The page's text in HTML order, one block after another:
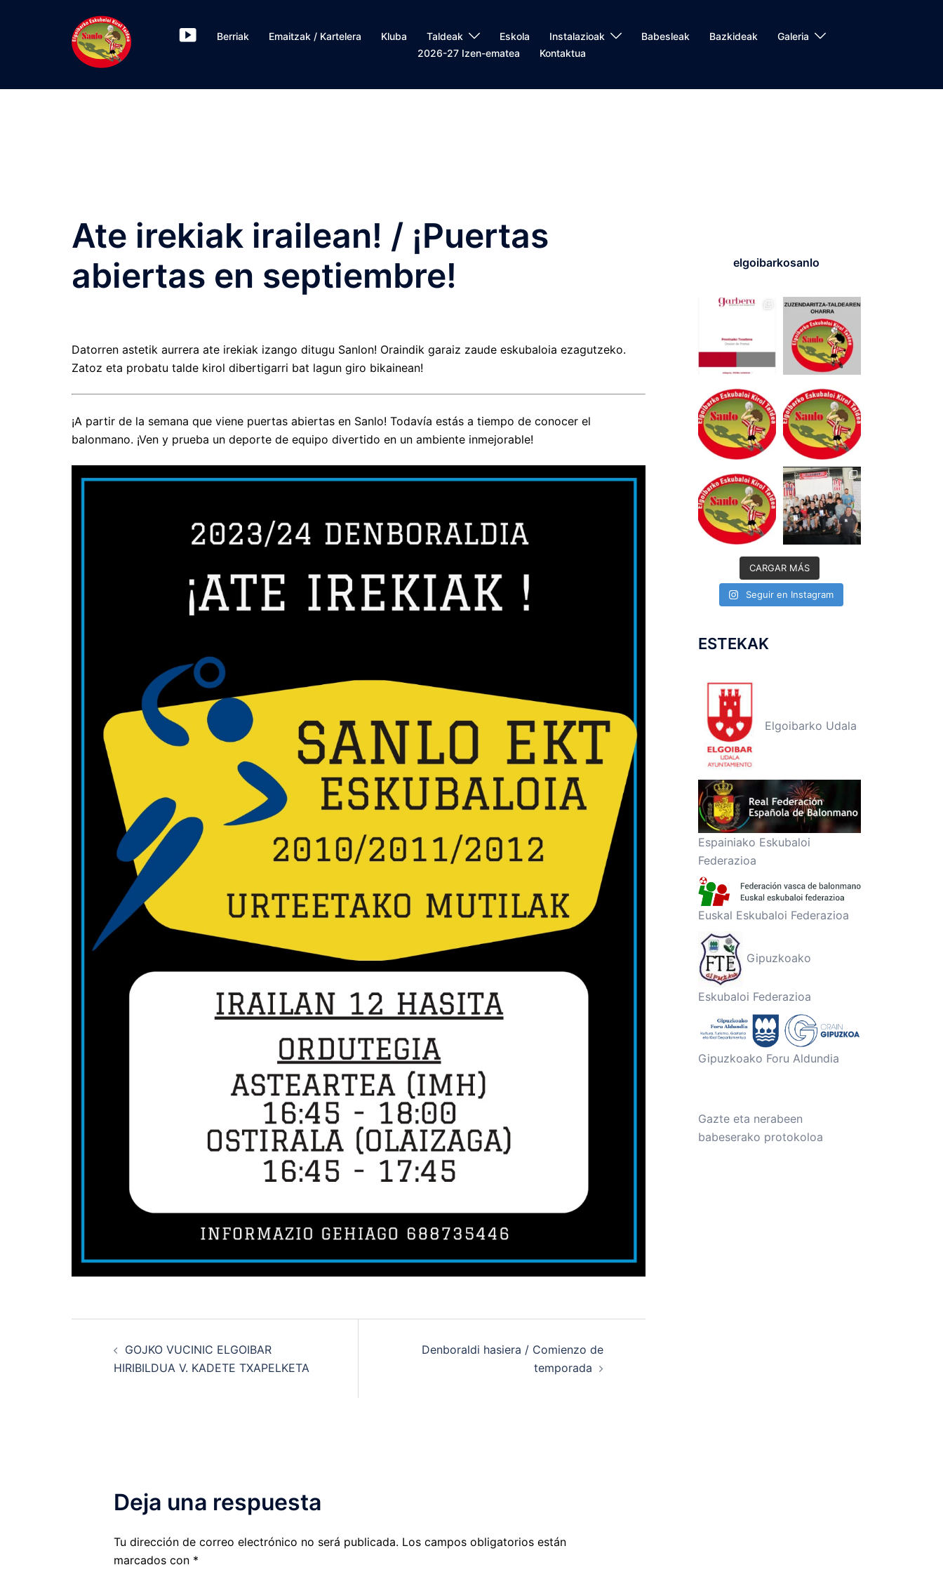
Berriak Emaitzak / Kartelera Kluba Taldeak Eskola Instalazioak Babesleak Bazkideak
Galeria
2026-27 Izen-ematea
Kontaktua
Ate irekiak irailean! / ¡Puertas
abiertas en septiembre!
Datorren astetik aurrera ate irekiak izango ditugu Sanlon! Oraindik garaiz zaude eskubaloia ezagutzeko.
Zatoz eta probatu talde kirol dibertigarri bat lagun giro bikainean!
¡A partir de la semana que viene puertas abiertas en Sanlo! Todavía estás a tiempo de conocer el
balonmano. ¡Ven y prueba un deporte de equipo divertido en un ambiente inmejorable!
GOJKO VUCINIC ELGOIBAR
HIRIBILDUA V. KADETE TXAPELKETA
Denboraldi hasiera / Comienzo de
temporada
Deja una respuesta
Tu dirección de correo electrónico no será publicada. Los campos obligatorios están
marcados con *
elgoibarkosanlo
CARGAR MÁS
Seguir en Instagram
ESTEKAK
Elgoibarko Udala
Espainiako Eskubaloi
Federazioa
Euskal Eskubaloi Federazioa
Gipuzkoako
Eskubaloi Federazioa
Gipuzkoako Foru Aldundia
Gazte eta nerabeen
babeserako protokoloa